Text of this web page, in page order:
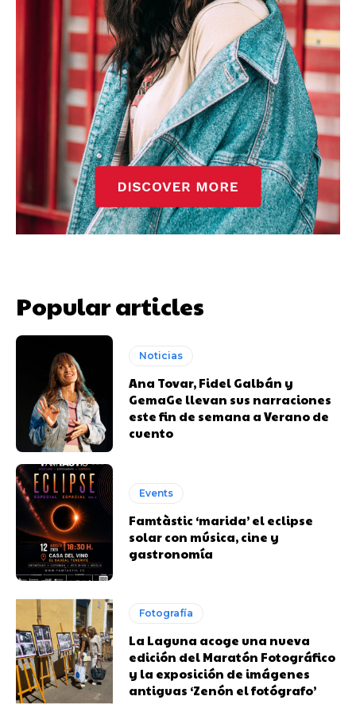
Popular articles
Noticias
Ana Tovar, Fidel Galbán y
GemaGe llevan sus narraciones
este fin de semana a Verano de
cuento
Events
Famtàstic ‘marida’ el eclipse
solar con música, cine y
gastronomía
Fotografía
La Laguna acoge una nueva
edición del Maratón Fotográfico
y la exposición de imágenes
antiguas ‘Zenón el fotógrafo’